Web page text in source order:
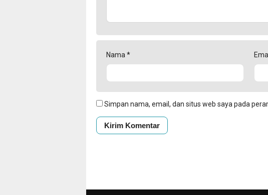
Nama*
Simpan nama, email, dan situs web saya pada